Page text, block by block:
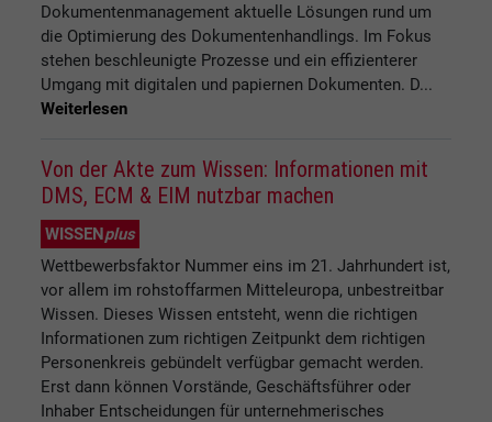
Dokumentenmanagement aktuelle Lösungen rund um
die Optimierung des Dokumentenhandlings. Im Fokus
stehen beschleunigte Prozesse und ein effizienterer
Umgang mit digitalen und papiernen Dokumenten. D...
Weiterlesen
Von der Akte zum Wissen: Informationen mit
DMS, ECM & EIM nutzbar machen
WISSENplus
Wettbewerbsfaktor Nummer eins im 21. Jahrhundert ist,
vor allem im rohstoffarmen Mitteleuropa, unbestreitbar
Wissen. Dieses Wissen entsteht, wenn die richtigen
Informationen zum richtigen Zeitpunkt dem richtigen
Personenkreis gebündelt verfügbar gemacht werden.
Erst dann können Vorstände, Geschäftsführer oder
Inhaber Entscheidungen für unternehmerisches